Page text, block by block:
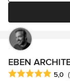
EBEN
5,0